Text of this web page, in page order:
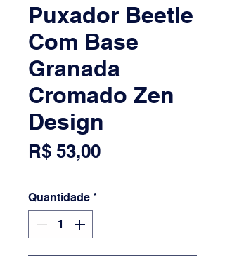
Puxador Beetle
Com Base
Granada
Cromado Zen
Design
R$ 53,00Preço
Quantidade *